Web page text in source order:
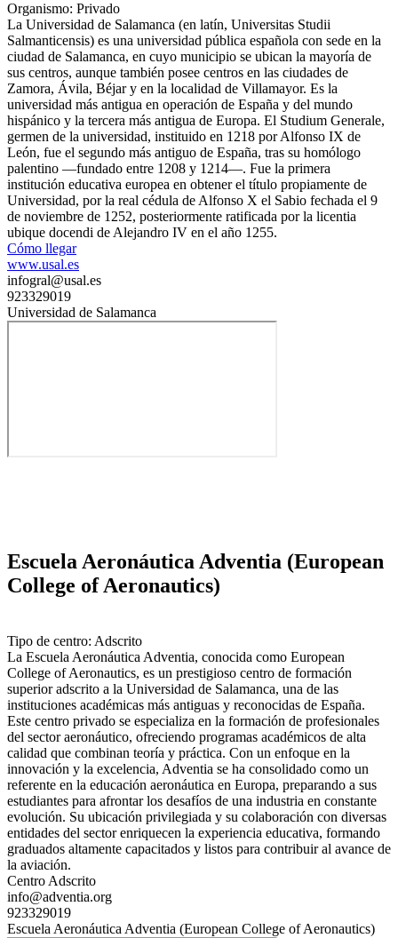
Organismo: Privado
La Universidad de Salamanca (en latín, Universitas Studii
Salmanticensis) es una universidad pública española con sede en la
ciudad de Salamanca, en cuyo municipio se ubican la mayoría de
sus centros, aunque también posee centros en las ciudades de
Zamora, Ávila, Béjar y en la localidad de Villamayor. Es la
universidad más antigua en operación de España y del mundo
hispánico y la tercera más antigua de Europa. El Studium Generale,
germen de la universidad, instituido en 1218 por Alfonso IX de
León, fue el segundo más antiguo de España, tras su homólogo
palentino —fundado entre 1208 y 1214—. Fue la primera
institución educativa europea en obtener el título propiamente de
Universidad, por la real cédula de Alfonso X el Sabio fechada el 9
de noviembre de 1252, posteriormente ratificada por la licentia
ubique docendi de Alejandro IV en el año 1255.
Cómo llegar
www.usal.es
infogral@usal.es
923329019
Universidad de Salamanca
Escuela Aeronáutica Adventia (European
College of Aeronautics)
Tipo de centro: Adscrito
La Escuela Aeronáutica Adventia, conocida como European
College of Aeronautics, es un prestigioso centro de formación
superior adscrito a la Universidad de Salamanca, una de las
instituciones académicas más antiguas y reconocidas de España.
Este centro privado se especializa en la formación de profesionales
del sector aeronáutico, ofreciendo programas académicos de alta
calidad que combinan teoría y práctica. Con un enfoque en la
innovación y la excelencia, Adventia se ha consolidado como un
referente en la educación aeronáutica en Europa, preparando a sus
estudiantes para afrontar los desafíos de una industria en constante
evolución. Su ubicación privilegiada y su colaboración con diversas
entidades del sector enriquecen la experiencia educativa, formando
graduados altamente capacitados y listos para contribuir al avance de
la aviación.
Centro Adscrito
info@adventia.org
923329019
Escuela Aeronáutica Adventia (European College of Aeronautics)